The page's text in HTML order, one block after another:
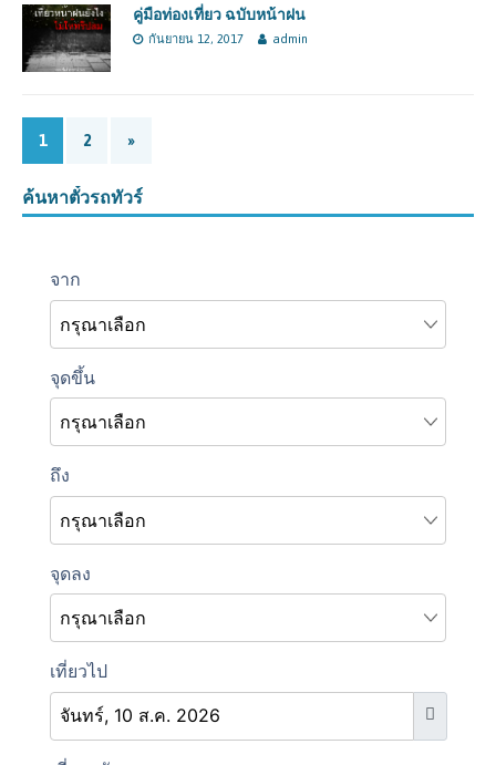
คู่มือท่องเที่ยว ฉบับหน้าฝน
กันยายน 12, 2017 admin
1 2 »
ค้นหาตั๋วรถทัวร์